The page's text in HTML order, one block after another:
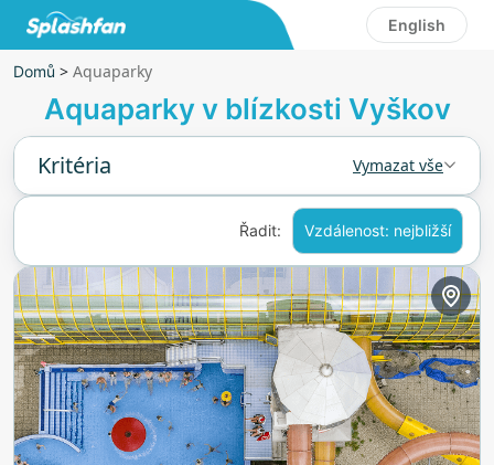
English
Domů > Aquaparky
Aquaparky v blízkosti Vyškov
Kritéria Vymazat vše
Řadit: Vzdálenost: nejbližší